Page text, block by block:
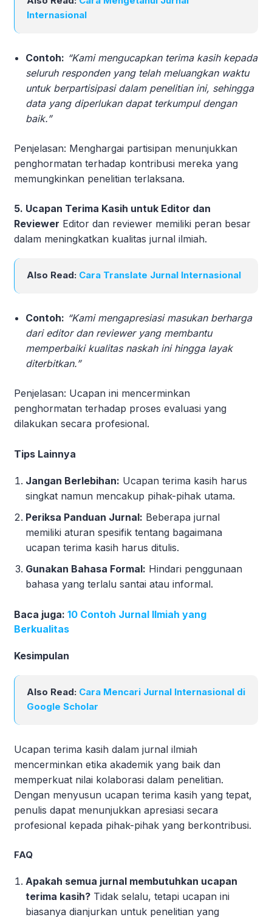
Internasional
Contoh: “Kami mengucapkan terima kasih kepada
seluruh responden yang telah meluangkan waktu
untuk berpartisipasi dalam penelitian ini, sehingga
data yang diperlukan dapat terkumpul dengan
baik.”
Penjelasan: Menghargai partisipan menunjukkan
penghormatan terhadap kontribusi mereka yang
memungkinkan penelitian terlaksana.
5. Ucapan Terima Kasih untuk Editor dan
Reviewer Editor dan reviewer memiliki peran besar
dalam meningkatkan kualitas jurnal ilmiah.
Also Read: Cara Translate Jurnal Internasional
Contoh: “Kami mengapresiasi masukan berharga
dari editor dan reviewer yang membantu
memperbaiki kualitas naskah ini hingga layak
diterbitkan.”
Penjelasan: Ucapan ini mencerminkan
penghormatan terhadap proses evaluasi yang
dilakukan secara profesional.
Tips Lainnya
Jangan Berlebihan: Ucapan terima kasih harus
singkat namun mencakup pihak-pihak utama.
Periksa Panduan Jurnal: Beberapa jurnal
memiliki aturan spesifik tentang bagaimana
ucapan terima kasih harus ditulis.
Gunakan Bahasa Formal: Hindari penggunaan
bahasa yang terlalu santai atau informal.
Baca juga: 10 Contoh Jurnal Ilmiah yang
Berkualitas
Kesimpulan
Also Read: Cara Mencari Jurnal Internasional di
Google Scholar
Ucapan terima kasih dalam jurnal ilmiah
mencerminkan etika akademik yang baik dan
memperkuat nilai kolaborasi dalam penelitian.
Dengan menyusun ucapan terima kasih yang tepat,
penulis dapat menunjukkan apresiasi secara
profesional kepada pihak-pihak yang berkontribusi.
FAQ
Apakah semua jurnal membutuhkan ucapan
terima kasih? Tidak selalu, tetapi ucapan ini
biasanya dianjurkan untuk penelitian yang